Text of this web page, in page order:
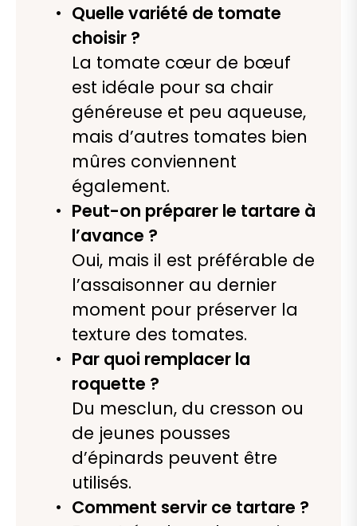
Quelle variété de tomate
choisir ?
La tomate cœur de bœuf
est idéale pour sa chair
généreuse et peu aqueuse,
mais d’autres tomates bien
mûres conviennent
également.
Peut-on préparer le tartare à
l’avance ?
Oui, mais il est préférable de
l’assaisonner au dernier
moment pour préserver la
texture des tomates.
Par quoi remplacer la
roquette ?
Du mesclun, du cresson ou
de jeunes pousses
d’épinards peuvent être
utilisés.
Comment servir ce tartare ?